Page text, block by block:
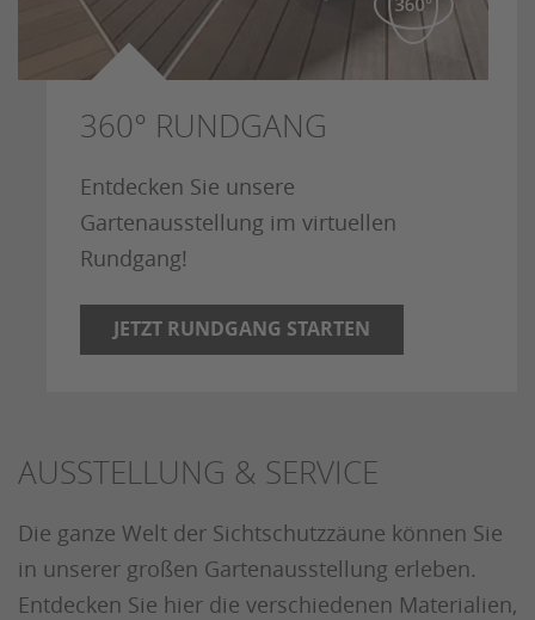
360° RUNDGANG
Entdecken Sie unsere
Gartenausstellung im virtuellen
Rundgang!
JETZT RUNDGANG STARTEN
AUSSTELLUNG & SERVICE
Die ganze Welt der Sichtschutzzäune können Sie
in unserer großen Gartenausstellung erleben.
Entdecken Sie hier die verschiedenen Materialien,